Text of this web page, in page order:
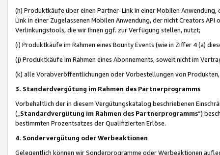
(h) Produktkäufe über einen Partner-Link in einer Mobilen
Link in einer Zugelassenen Mobilen Anwendung, der nicht Creators
Verlinkungstools, die wir Ihnen ggf. zur Verfügung stellen, nutzt;
(i) Produktkäufe im Rahmen eines Bounty Events (wie in Ziffer 4 (a)
(j) Produktkäufe im Rahmen eines Abonnements, soweit nicht im
(k) alle Vorabveröffentlichungen oder Vorbestellungen von
3. Standardvergütung im Rahmen des Partnerprogramms
Vorbehaltlich der in diesem Vergütungskatalog beschriebenen
(„ Standardvergütung im Rahmen des Partnerprogramms“)
bestimmten Prozentsatzes der Qualifizierten Erlöse.
4. Sondervergütung oder Werbeaktionen
Gelegentlich können wir Sonderprogramme oder Werbeaktionen